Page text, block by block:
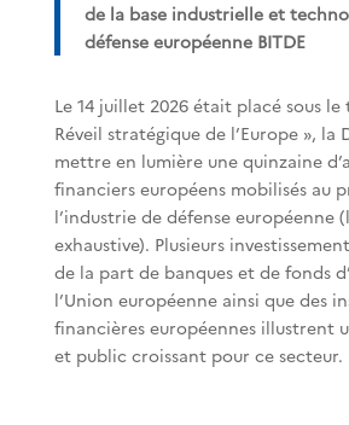
de la base industrielle et
défense européenne BITDE
Le 14 juillet 2026 était placé sous le
Réveil stratégique de l’Europe », la
mettre en lumière une quinzaine
financiers européens mobilisés au
l’industrie de défense européenne
exhaustive). Plusieurs
de la part de banques et de fonds
l’Union européenne ainsi que des
financières européennes illustrent
et public croissant pour ce secteur.